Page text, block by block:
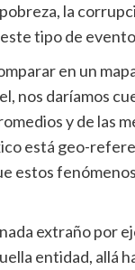
la
tipo de
en un
nos daríamos
y de las
está geo-
estos
extraño por
entidad, allá